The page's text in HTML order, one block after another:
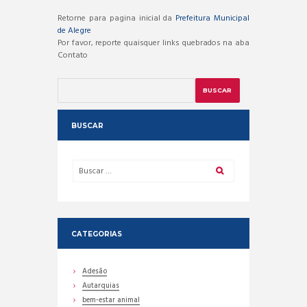
Retorne para pagina inicial da Prefeitura Municipal
de Alegre
Por favor, reporte quaisquer links quebrados na aba
Contato
BUSCAR
CATEGORIAS
Adesão
Autarquias
bem-estar animal